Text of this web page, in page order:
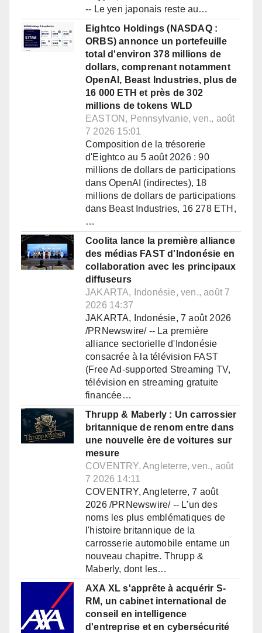
-- Le yen japonais reste au…
Eightco Holdings (NASDAQ :
ORBS) annonce un portefeuille
total d'environ 378 millions de
dollars, comprenant notamment
OpenAI, Beast Industries, plus de
16 000 ETH et près de 302
millions de tokens WLD
EASTON, Pennsylvanie, ven., août
7 2026 15:01
Composition de la trésorerie
d'Eightco au 5 août 2026 : 90
millions de dollars de participations
dans OpenAI (indirectes), 18
millions de dollars de participations
dans Beast Industries, 16 278 ETH,
…
Coolita lance la première alliance
des médias FAST d'Indonésie en
collaboration avec les principaux
diffuseurs
JAKARTA, Indonésie, ven., août 7
2026 14:37
JAKARTA, Indonésie, 7 août 2026
/PRNewswire/ -- La première
alliance sectorielle d'Indonésie
consacrée à la télévision FAST
(Free Ad-supported Streaming TV,
télévision en streaming gratuite
financée…
Thrupp & Maberly : Un carrossier
britannique de renom entre dans
une nouvelle ère de voitures sur
mesure
COVENTRY, Angleterre, ven., août
7 2026 14:11
COVENTRY, Angleterre, 7 août
2026 /PRNewswire/ -- L'un des
noms les plus emblématiques de
l'histoire britannique de la
carrosserie automobile entame un
nouveau chapitre. Thrupp &
Maberly, dont les…
AXA XL s'apprête à acquérir S-
RM, un cabinet international de
conseil en intelligence
d'entreprise et en cybersécurité